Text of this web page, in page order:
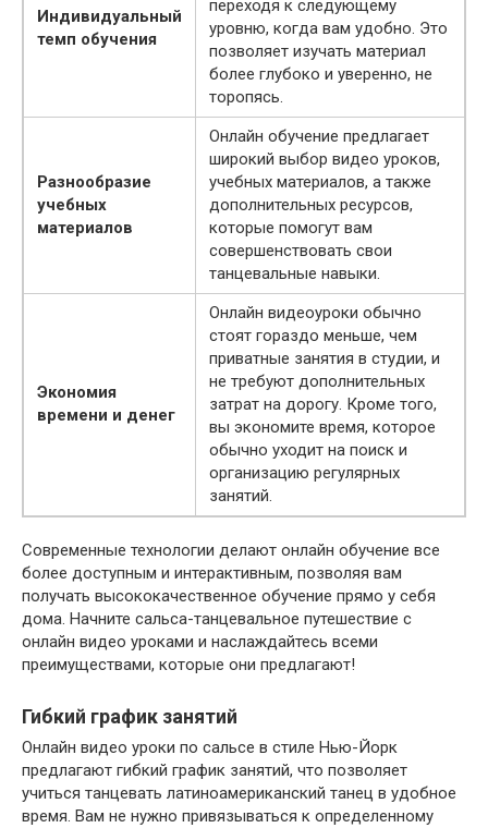
Индивидуальный
темп обучения
переходя к следующему
уровню, когда вам удобно. Это
позволяет изучать материал
более глубоко и уверенно, не
торопясь.
Разнообразие
учебных
материалов
Онлайн обучение предлагает
широкий выбор видео уроков,
учебных материалов, а также
дополнительных ресурсов,
которые помогут вам
совершенствовать свои
танцевальные навыки.
Экономия
времени и денег
Онлайн видеоуроки обычно
стоят гораздо меньше, чем
приватные занятия в студии, и
не требуют дополнительных
затрат на дорогу. Кроме того,
вы экономите время, которое
обычно уходит на поиск и
организацию регулярных
занятий.
Современные технологии делают онлайн обучение все
более доступным и интерактивным, позволяя вам
получать высококачественное обучение прямо у себя
дома. Начните сальса-танцевальное путешествие с
онлайн видео уроками и наслаждайтесь всеми
преимуществами, которые они предлагают!
Гибкий график занятий
Онлайн видео уроки по сальсе в стиле Нью-Йорк
предлагают гибкий график занятий, что позволяет
учиться танцевать латиноамериканский танец в удобное
время. Вам не нужно привязываться к определенному